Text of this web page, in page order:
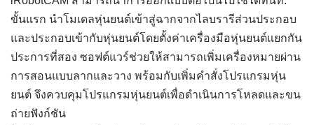
ขั้นแรก นำโมเดลหุ่นยนต์เข้าสู่ฉากจากไลบรารีส่วนประกอบ
และประกอบเข้ากับหุ่นยนต์โดยตั้งค่าเครื่องมือหุ่นยนต์แยกกัน
ประการที่สอง ซอฟต์แวร์ช่วยให้สามารถเพิ่มเครื่องหมายผ่าน
การสอนแบบลากและวาง พร้อมกับเพิ่มคำสั่งโปรแกรมหุ่น
ยนต์ จึงควบคุมโปรแกรมหุ่นยนต์เพื่อดำเนินการโหลดและขน
ถ่ายฟังก์ชัน